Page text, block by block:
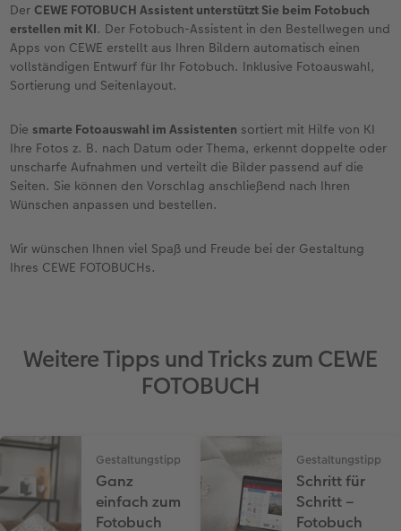
Der CEWE FOTOBUCH Assistent unterstützt Sie beim Fotobuch
erstellen mit KI. Der Fotobuch-Assistent in den Bestellwegen und
Apps von CEWE erstellt aus Ihren Bildern automatisch einen
vollständigen Entwurf für Ihr Fotobuch. Inklusive Fotoauswahl,
Sortierung und Seitenlayout.
Die smarte Fotoauswahl im Assistenten sortiert mit Hilfe von KI
Ihre Fotos z. B. nach Datum oder Thema, erkennt doppelte oder
unscharfe Aufnahmen und verteilt die Bilder passend auf die
Seiten. Sie können den Vorschlag anschließend nach Ihren
Wünschen anpassen und bestellen.
Wir wünschen Ihnen viel Spaß und Freude bei der Gestaltung
Ihres CEWE FOTOBUCHs.
Weitere Tipps und Tricks zum CEWE
FOTOBUCH
Gestaltungstipp
Ganz
einfach zum
Fotobuch
Gestaltungstipp
Schritt für
Schritt –
Fotobuch